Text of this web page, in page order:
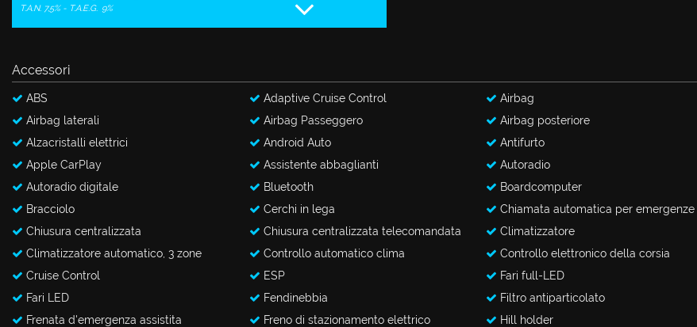
CONTATTI
T.A.N. 7,5% - T.A.E.G. 9%
Accessori
ABS
Airbag laterali
Alzacristalli elettrici
Apple CarPlay
Autoradio digitale
Bracciolo
Chiusura centralizzata
Climatizzatore automatico, 3 zone
Cruise Control
Fari LED
Frenata d'emergenza assistita
Adaptive Cruise Control
Airbag Passeggero
Android Auto
Assistente abbaglianti
Bluetooth
Cerchi in lega
Chiusura centralizzata telecomandata
Controllo automatico clima
ESP
Fendinebbia
Freno di stazionamento elettrico
Airbag
Airbag posteriore
Antifurto
Autoradio
Boardcomputer
Chiamata automatica per emergenze
Climatizzatore
Controllo elettronico della corsia
Fari full-LED
Filtro antiparticolato
Hill holder
questi
strumenti
tracciamento
si
rimanda
cookie
policy.
Puoi
rivedere
e
modificare
tue
scelte
momento.